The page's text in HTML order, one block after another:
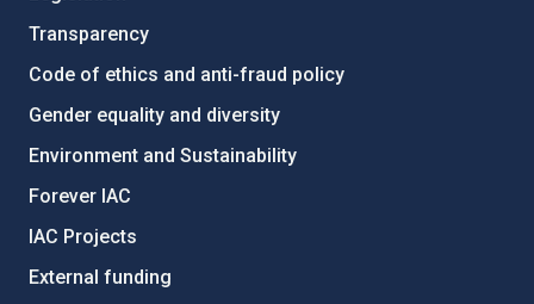
Transparency
Code of ethics and anti-fraud policy
Gender equality and diversity
Environment and Sustainability
Forever IAC
IAC Projects
External funding